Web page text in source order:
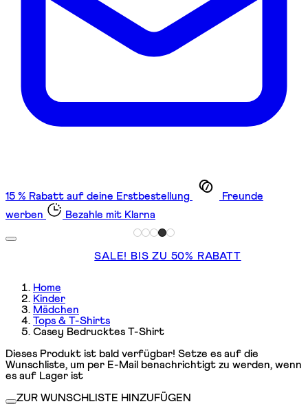
15 % Rabatt auf deine Erstbestellung
Freunde
werben
Bezahle mit Klarna
SALE! BIS ZU 50% RABATT
Home
Kinder
Mädchen
Tops & T-Shirts
Casey Bedrucktes T-Shirt
Dieses Produkt ist bald verfügbar! Setze es auf die
Wunschliste, um per E-Mail benachrichtigt zu werden, wenn
es auf Lager ist
ZUR WUNSCHLISTE HINZUFÜGEN